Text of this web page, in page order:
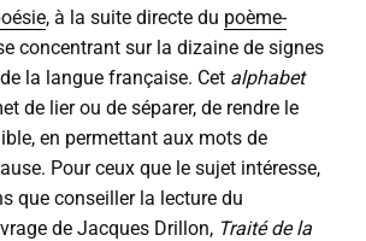
, à la suite directe du poème-
concentrant sur la dizaine de signes
la langue française. Cet alphabet
de lier ou de séparer, de rendre le
en permettant aux mots de
Pour ceux que le sujet intéresse,
que conseiller la lecture du
de Jacques Drillon, Traité de la